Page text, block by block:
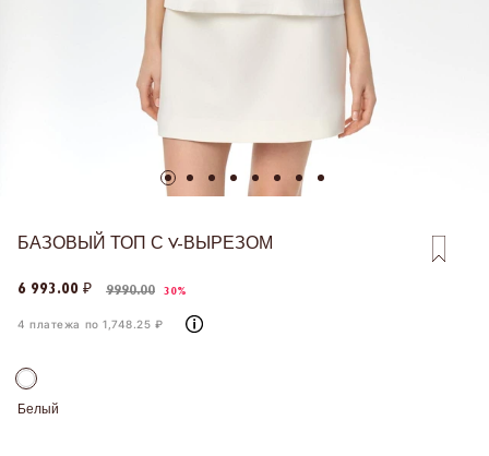
БАЗОВЫЙ ТОП С V-ВЫРЕЗОМ
6 993.00 ₽ 9990.00 30%
4 платежа по 1,748.25 ₽
Белый